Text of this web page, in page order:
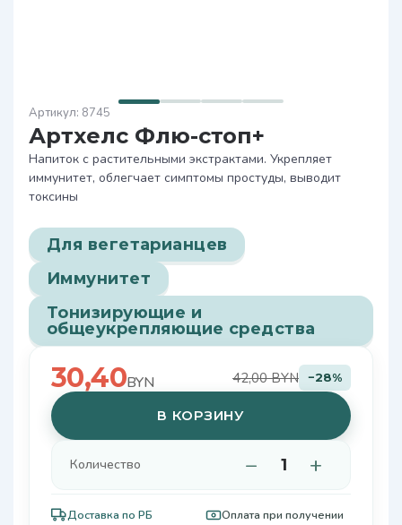
Артхелс Флю-стоп+
Напиток с растительными экстрактами. Укрепляет
иммунитет, облегчает симптомы простуды, выводит
токсины
8745
Для вегетарианцев
Иммунитет
Тонизирующие и
общеукрепляющие средства
30,40BYN 42,00 BYN −28%
В КОРЗИНУ
Количество − +
Доставка по РБ
Оплата при получении